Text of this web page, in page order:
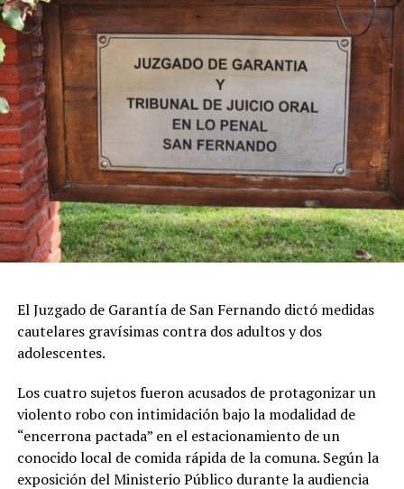
El Juzgado de Garantía de San Fernando dictó medidas
cautelares gravísimas contra dos adultos y dos
adolescentes.
Los cuatro sujetos fueron acusados de protagonizar un
violento robo con intimidación bajo la modalidad de
“encerrona pactada” en el estacionamiento de un
conocido local de comida rápida de la comuna. Según la
exposición del Ministerio Público durante la audiencia